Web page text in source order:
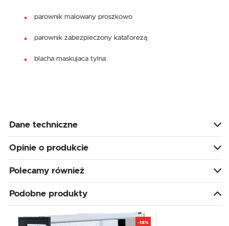
parownik malowany proszkowo
parownik zabezpieczony kataforezą
blacha maskujaca tylna
Dane techniczne
Opinie o produkcie
Polecamy również
Podobne produkty
-18%